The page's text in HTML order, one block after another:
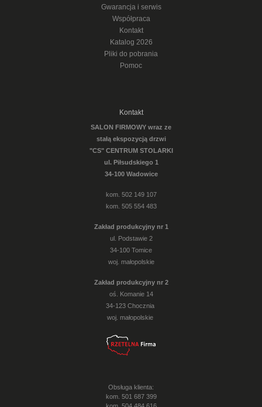
Gwarancja i serwis
Współpraca
Kontakt
Katalog 2026
Pliki do pobrania
Pomoc
Kontakt
SALON FIRMOWY wraz ze
stałą ekspozycją drzwi
"CS" CENTRUM STOLARKI
ul. Piłsudskiego 1
34-100 Wadowice
kom. 502 149 107
kom. 505 554 483
Zakład produkcyjny nr 1
ul. Podstawie 2
34-100 Tomice
woj. małopolskie
Zakład produkcyjny nr 2
oś. Komanie 14
34-123 Chocznia
woj. małopolskie
Obsługa klienta:
kom. 501 687 399